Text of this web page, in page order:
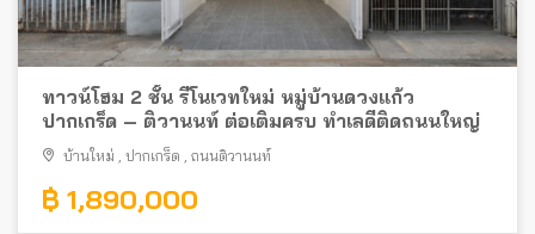
ทาวน์โฮม 2 ชั้น รีโนเวทใหม่ หมู่บ้านดวงแก้ว
ปากเกร็ด – ติวานนท์ ต่อเติมครบ ทำเลดีติดถนนใหญ่
บ้านใหม่ ปากเกร็ด ถนนติวานนท์
฿ 1,890,000